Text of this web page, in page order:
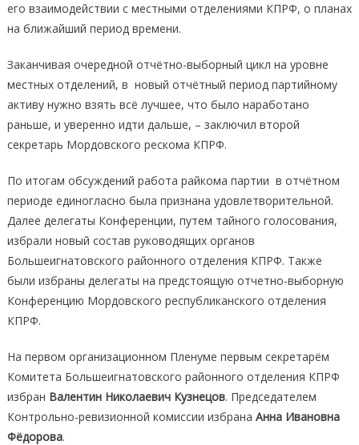
его взаимодействии с местными отделениями КПРФ, о планах
на ближайший период времени.
Заканчивая очередной отчётно-выборный цикл на уровне
местных отделений, в новый отчётный период партийному
активу нужно взять всё лучшее, что было наработано
раньше, и уверенно идти дальше, – заключил второй
секретарь Мордовского рескома КПРФ.
По итогам обсуждений работа райкома партии в отчётном
периоде единогласно была признана удовлетворительной.
Далее делегаты Конференции, путем тайного голосования,
избрали новый состав руководящих органов
Большеигнатовского районного отделения КПРФ. Также
были избраны делегаты на предстоящую отчетно-выборную
Конференцию Мордовского республиканского отделения
КПРФ.
На первом организационном Пленуме первым секретарём
Комитета Большеигнатовского районного отделения КПРФ
избран Валентин Николаевич Кузнецов. Председателем
Контрольно-ревизионной комиссии избрана Анна Ивановна
Фёдорова.